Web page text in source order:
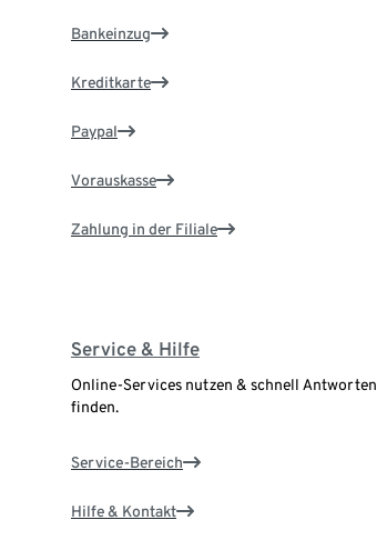
Bankeinzug
Kreditkarte
Paypal
Vorauskasse
Zahlung in der Filiale
Service & Hilfe
Online-Services nutzen & schnell Antworten
finden.
Service-Bereich
Hilfe & Kontakt